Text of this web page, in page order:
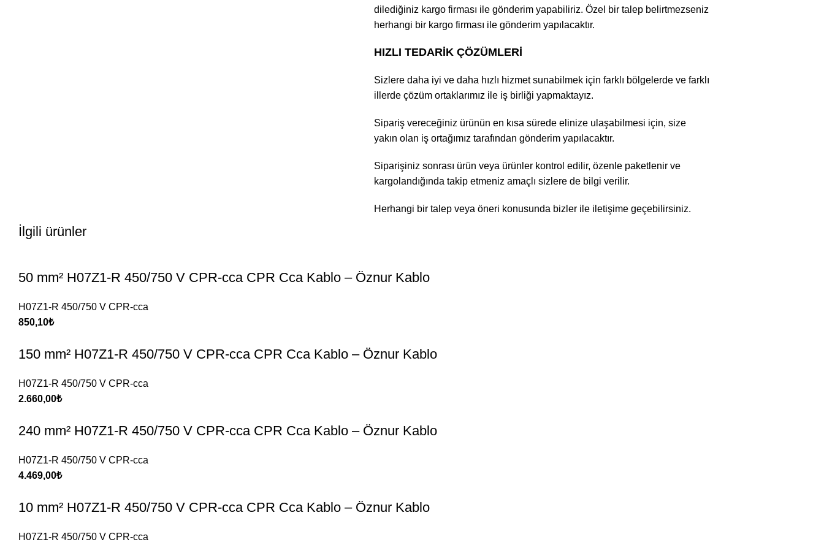
dilediğiniz kargo firması ile gönderim yapabiliriz. Özel bir talep belirtmezseniz
herhangi bir kargo firması ile gönderim yapılacaktır.
HIZLI TEDARİK ÇÖZÜMLERİ
Sizlere daha iyi ve daha hızlı hizmet sunabilmek için farklı bölgelerde ve farklı
illerde çözüm ortaklarımız ile iş birliği yapmaktayız.
Sipariş vereceğiniz ürünün en kısa sürede elinize ulaşabilmesi için, size
yakın olan iş ortağımız tarafından gönderim yapılacaktır.
Siparişiniz sonrası ürün veya ürünler kontrol edilir, özenle paketlenir ve
kargolandığında takip etmeniz amaçlı sizlere de bilgi verilir.
Herhangi bir talep veya öneri konusunda bizler ile iletişime geçebilirsiniz.
İlgili ürünler
50 mm² H07Z1-R 450/750 V CPR-cca CPR Cca Kablo – Öznur Kablo
H07Z1-R 450/750 V CPR-cca
850,10₺
150 mm² H07Z1-R 450/750 V CPR-cca CPR Cca Kablo – Öznur Kablo
H07Z1-R 450/750 V CPR-cca
2.660,00₺
240 mm² H07Z1-R 450/750 V CPR-cca CPR Cca Kablo – Öznur Kablo
H07Z1-R 450/750 V CPR-cca
4.469,00₺
10 mm² H07Z1-R 450/750 V CPR-cca CPR Cca Kablo – Öznur Kablo
H07Z1-R 450/750 V CPR-cca